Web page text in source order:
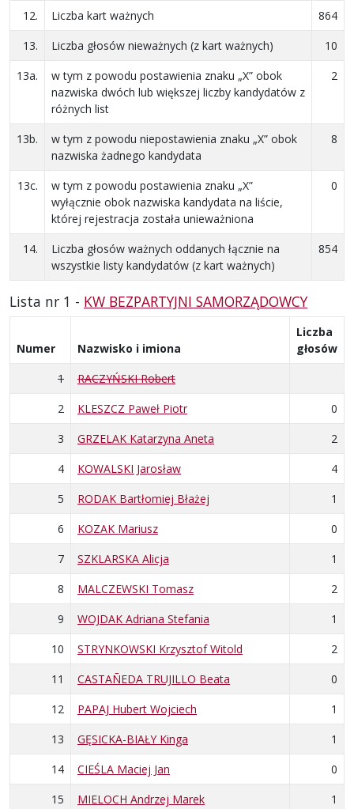
12. Liczba kart ważnych
864
13.
Liczba głosów nieważnych (z kart ważnych)
10
13a.
w tym z powodu postawienia znaku „X” obok
nazwiska dwóch lub większej liczby kandydatów z
różnych list
2
13b.
w tym z powodu niepostawienia znaku „X” obok
nazwiska żadnego kandydata
8
13c.
w tym z powodu postawienia znaku „X”
wyłącznie obok nazwiska kandydata na liście,
której rejestracja została unieważniona
0
14.
Liczba głosów ważnych oddanych łącznie na
wszystkie listy kandydatów (z kart ważnych)
854
Lista nr 1 - KW BEZPARTYJNI SAMORZĄDOWCY
Numer Nazwisko i imiona
Liczba
głosów
1
RACZYŃSKI Robert
2
KLESZCZ Paweł Piotr
0
3
GRZELAK Katarzyna Aneta
2
4
KOWALSKI Jarosław
4
5
RODAK Bartłomiej Błażej
1
6
KOZAK Mariusz
0
7
SZKLARSKA Alicja
1
8
MALCZEWSKI Tomasz
2
9
WOJDAK Adriana Stefania
1
10
STRYNKOWSKI Krzysztof Witold
2
11
CASTAÑEDA TRUJILLO Beata
0
12
PAPAJ Hubert Wojciech
1
13
GĘSICKA-BIAŁY Kinga
1
14
CIEŚLA Maciej Jan
0
15
MIELOCH Andrzej Marek
1